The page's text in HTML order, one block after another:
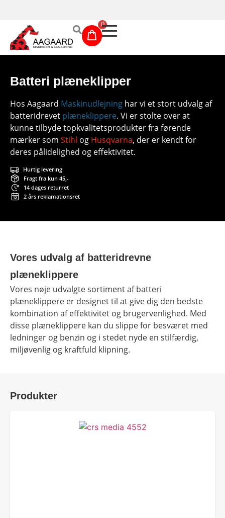
0
Sikkerhed og tilbehør
Depotrum
Værksted
Batteri plæneklipper
Hos Aagaard Maskinudlejning har vi et stort udvalg af
batteridrevet plæneklippere. Vi er stolte over at
kunne tilbyde topkvalitetsprodukter fra førende
mærker som Stihl og Husqvarna, der er kendt for
deres pålidelighed og effektivitet.
Hurtig levering
Fragt fra kun 45,-
14 dages returret
2 års reklamationsret
Vores udvalg af batteridrevne
plæneklippere
Vores nøje udvalgte sortiment af batteri
plæneklippere er designet til at give dig den bedste
kombination af effektivitet og brugervenlighed. Med
disse plæneklippere kan du slippe for besværet med
ledninger og benzin og i stedet nyde en stilfærdig,
miljøvenlig og kraftfuld klipning.
Produkter